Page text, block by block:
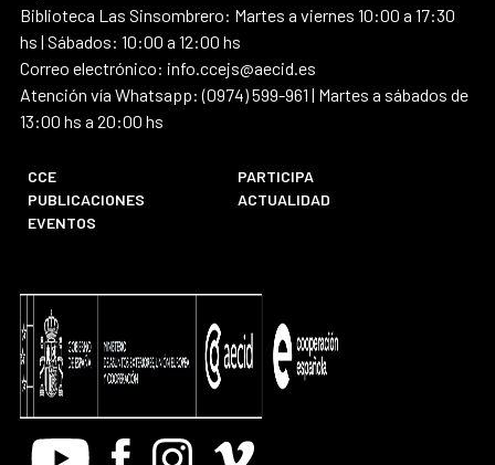
Biblioteca Las Sinsombrero: Martes a viernes 10:00 a 17:30
hs | Sábados: 10:00 a 12:00 hs
Correo electrónico: info.ccejs@aecid.es
Atención vía Whatsapp: (0974) 599-961 | Martes a sábados de
13:00 hs a 20:00 hs
CCE
PARTICIPA
PUBLICACIONES
ACTUALIDAD
EVENTOS
Youtube FacebookInstagram
Vimeo